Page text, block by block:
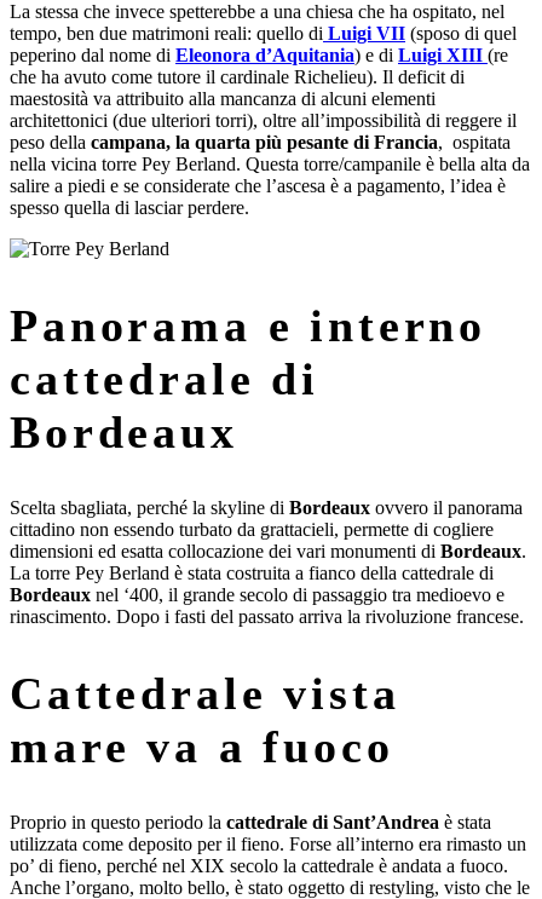
La stessa che invece spetterebbe a una chiesa che ha ospitato, nel
tempo, ben due matrimoni reali: quello di Luigi VII (sposo di quel
peperino dal nome di Eleonora d’Aquitania) e di Luigi XIII (re
che ha avuto come tutore il cardinale Richelieu). Il deficit di
maestosità va attribuito alla mancanza di alcuni elementi
architettonici (due ulteriori torri), oltre all’impossibilità di reggere il
peso della campana, la quarta più pesante di Francia, ospitata
nella vicina torre Pey Berland. Questa torre/campanile è bella alta da
salire a piedi e se considerate che l’ascesa è a pagamento, l’idea è
spesso quella di lasciar perdere.
Panorama e interno
cattedrale di
Bordeaux
Scelta sbagliata, perché la skyline di Bordeaux ovvero il panorama
cittadino non essendo turbato da grattacieli, permette di cogliere
dimensioni ed esatta collocazione dei vari monumenti di Bordeaux.
La torre Pey Berland è stata costruita a fianco della cattedrale di
Bordeaux nel ‘400, il grande secolo di passaggio tra medioevo e
rinascimento. Dopo i fasti del passato arriva la rivoluzione francese.
Cattedrale vista
mare va a fuoco
Proprio in questo periodo la cattedrale di Sant’Andrea è stata
utilizzata come deposito per il fieno. Forse all’interno era rimasto un
po’ di fieno, perché nel XIX secolo la cattedrale è andata a fuoco.
Anche l’organo, molto bello, è stato oggetto di restyling, visto che le